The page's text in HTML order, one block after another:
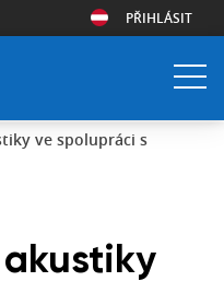
PŘIHLÁSIT
ve spolupráci s